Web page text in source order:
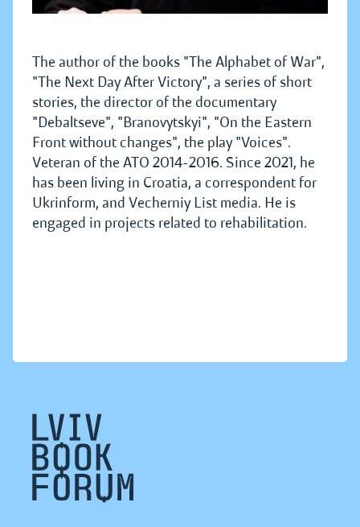
The author of the books "The Alphabet of War",
"The Next Day After Victory", a series of short
stories, the director of the documentary
"Debaltseve", "Branovytskyi", "On the Eastern
Front without changes", the play "Voices".
Veteran of the ATO 2014-2016. Since 2021, he
has been living in Croatia, a correspondent for
Ukrinform, and Vecherniy List media. He is
engaged in projects related to rehabilitation.